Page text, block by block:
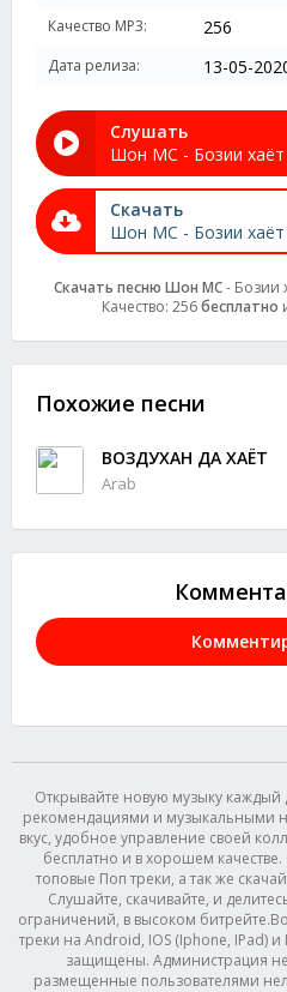
Качество MP3: 256
Дата релиза: 13-05-
Слушать
Шон МС - Бозии хаёт
Скачать
Шон МС - Бозии хаёт
Скачать песню Шон МС- Бозии
Качество: 256бесплатно
Похожие песни
ВОЗДУХАН ДА ХАЁТ
Arab
Открывайте новую музыку
рекомендациями и музыкальными
вкус, удобное управление своей
бесплатно и в хорошем
топовые Поп треки, а так же
Слушайте, скачивайте, и
ограничений, в высоком
треки на Android, IOS (Iphone, IPad) и
защищены. Администрация не
размещенные пользователями